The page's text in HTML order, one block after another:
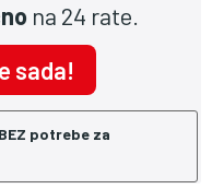
na 24 rate.
sada!
BEZ potrebe za